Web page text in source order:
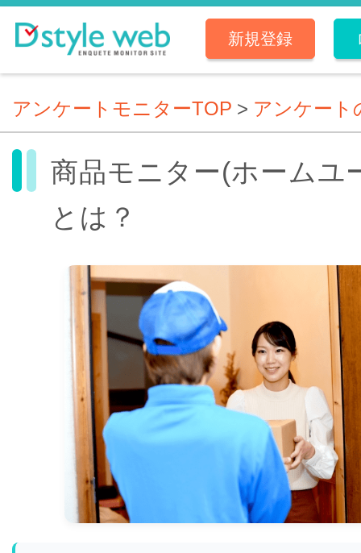
新規登録
アンケートモニターTOP > アンケート
商品モニター(ホームユ
とは？